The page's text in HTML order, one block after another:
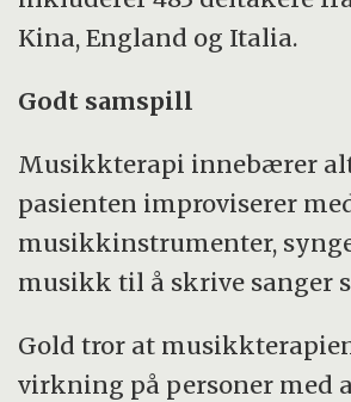
Kina, England og Italia.
Godt samspill
Musikkterapi innebærer
pasienten improviserer
musikkinstrumenter,
musikk til å skrive sanger
Gold tror at
virkning på personer med